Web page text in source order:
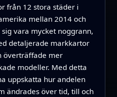
från 12 stora städer i
mellan 2014 och
vara mycket noggrann,
detaljerade markkartor
överträffade mer
modeller. Med detta
uppskatta hur andelen
ändrades över tid, till och